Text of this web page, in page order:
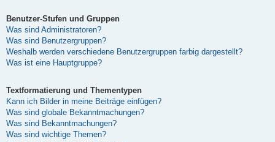
Benutzer-Stufen und Gruppen
Was sind Administratoren?
Was sind Benutzergruppen?
Weshalb werden verschiedene Benutzergruppen farbig dargestellt?
Was ist eine Hauptgruppe?
Textformatierung und Thementypen
Kann ich Bilder in meine Beiträge einfügen?
Was sind globale Bekanntmachungen?
Was sind Bekanntmachungen?
Was sind wichtige Themen?